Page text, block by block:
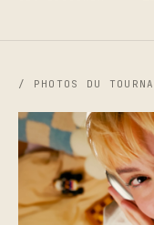
/ PHOTOS DU